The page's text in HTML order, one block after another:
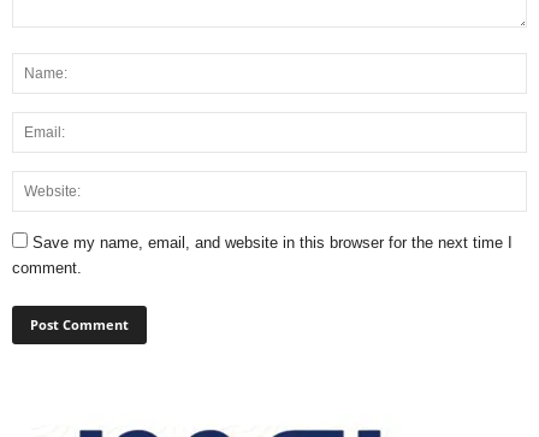
Save my name, email, and website in this browser for the next time I
comment.